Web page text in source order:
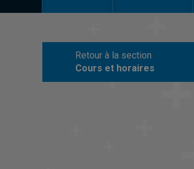
Retour à la section
Cours et horaires